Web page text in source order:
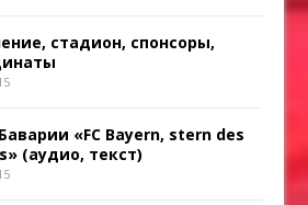
стадион, спонсоры,
«FC Bayern, stern des
(аудио, текст)